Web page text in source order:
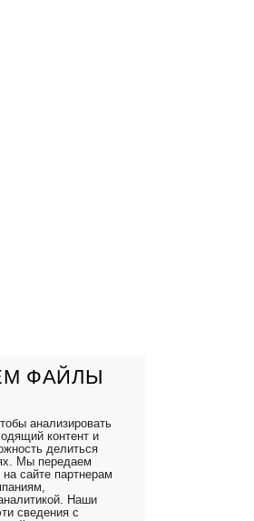
ФАЙЛЫ
анализировать
контент и
делиться
Мы передаем
сайте партнерам
Наши
сведения с